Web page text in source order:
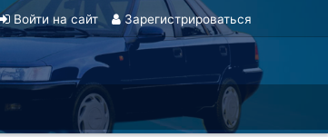
Войти на сайт Зарегистрироваться